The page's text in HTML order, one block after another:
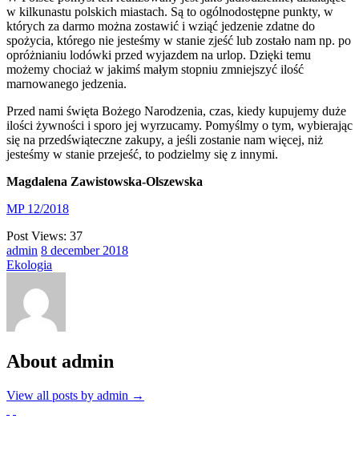
w kilkunastu polskich miastach. Są to ogólnodostępne punkty, w
których za darmo można zostawić i wziąć jedzenie zdatne do
spożycia, którego nie jesteśmy w stanie zjeść lub zostało nam np. po
opróżnianiu lodówki przed wyjazdem na urlop. Dzięki temu
możemy chociaż w jakimś małym stopniu zmniejszyć ilość
marnowanego jedzenia.
Przed nami święta Bożego Narodzenia, czas, kiedy kupujemy duże
ilości żywności i sporo jej wyrzucamy. Pomyślmy o tym, wybierając
się na przedświąteczne zakupy, a jeśli zostanie nam więcej, niż
jesteśmy w stanie przejeść, to podzielmy się z innymi.
Magdalena Zawistowska-Olszewska
MP 12/2018
Post Views: 37
admin 8 december 2018
Ekologia
About admin
View all posts by admin →